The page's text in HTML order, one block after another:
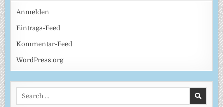
Anmelden
Eintrags-Feed
Kommentar-Feed
WordPress.org
Search